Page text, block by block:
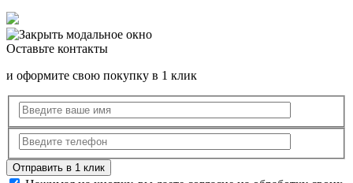
Оставьте контакты
и оформите свою покупку в 1 клик